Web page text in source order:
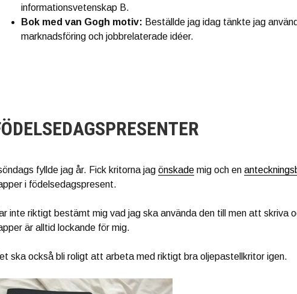
informationsvetenskap B.
Bok med van Gogh motiv: Beställde jag idag tänkte jag
marknadsföring och jobbrelaterade idéer.
söndags fyllde jag år. Fick kritorna jag önskade mig och en
i födelsedagspresent.
inte riktigt bestämt mig vad jag ska använda den till men att skriva
är alltid lockande för mig.
ska också bli roligt att arbeta med riktigt bra oljepastellkritor igen.